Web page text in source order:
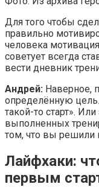
Для того чтобы
правильно
человека
советует всегда
вести дневник
Андрей: Наверное,
определённую
такой-то старт».
выполненных
том, что вы решили
Лайфхаки:
первым